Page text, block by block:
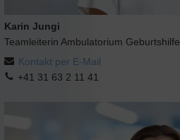
Karin Jungi
Teamleiterin Ambulatorium Geburtshilfe
Kontakt per E-Mail
+41 31 63 2 11 41